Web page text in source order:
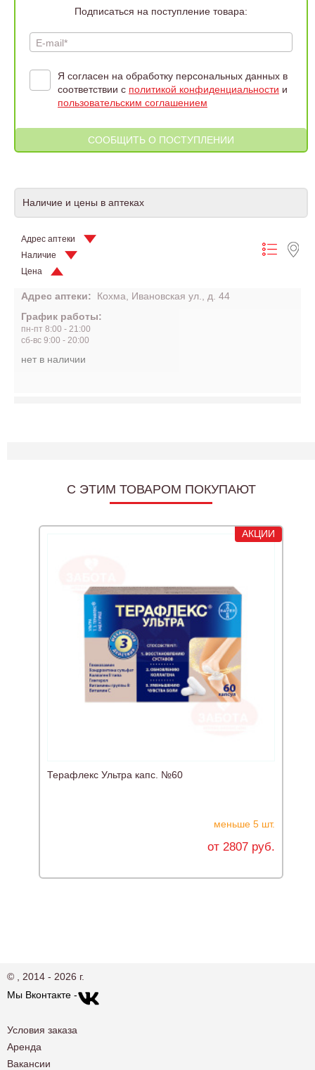
Подписаться на поступление товара:
E-mail*
Я согласен на обработку персональных данных в
соответствии с политикой конфиденциальности и
пользовательским соглашением
Наличие и цены в аптеках
Адрес аптеки
Наличие
Цена
Адрес аптеки:
Кохма, Ивановская ул., д. 44
График работы:
пн-пт 8:00 - 21:00
сб-вс 9:00 - 20:00
нет в наличии
C ЭТИМ ТОВАРОМ ПОКУПАЮТ
АКЦИИ
Терафлекс Ультра капс. №60
меньше 5 шт.
от 2807 руб.
© , 2014 - 2026 г.
Мы Вконтакте -
Условия заказа
Аренда
Вакансии